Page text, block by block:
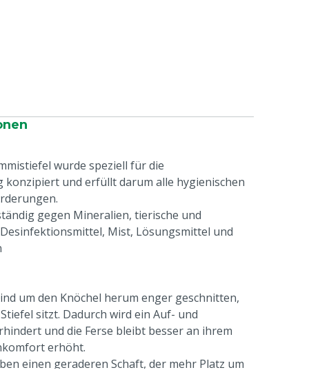
wurde speziell für die
und erfüllt darum alle hygienischen
gegen Mineralien, tierische und
Mist, Lösungsmittel und
um den Knöchel herum enger geschnitten,
sitzt. Dadurch wird ein Auf- und
und die Ferse bleibt besser an ihrem
erhöht.
einen geraderen Schaft, der mehr Platz um